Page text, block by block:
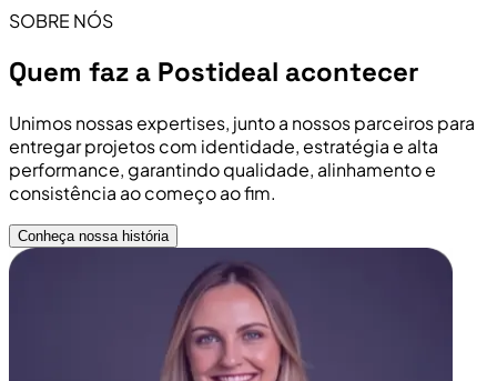
SOBRE NÓS
Quem faz a Postideal acontecer
Unimos nossas expertises, junto a nossos parceiros para
entregar projetos com identidade, estratégia e alta
performance, garantindo qualidade, alinhamento e
consistência ao começo ao fim.
Conheça nossa história